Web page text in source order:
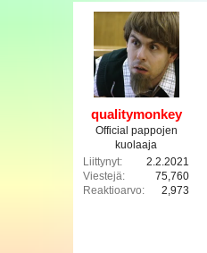
qualitymonkey
Official pappojen
kuolaaja
Liittynyt
2.2.2021
Viestejä
75,760
Reaktioarvo
2,973